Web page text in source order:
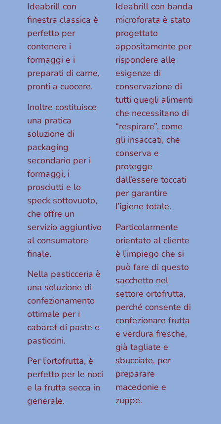
Ideabrill con
finestra classica è
perfetto per
contenere i
formaggi e i
preparati di carne,
pronti a cuocere.
Inoltre costituisce
una pratica
soluzione di
packaging
secondario per i
formaggi, i
prosciutti e lo
speck sottovuoto,
che offre un
servizio aggiuntivo
al consumatore
finale.
Nella pasticceria è
una soluzione di
confezionamento
ottimale per i
cabaret di paste e
pasticcini.
Per l’ortofrutta, è
perfetto per le noci
e la frutta secca in
generale.
Ideabrill con banda
microforata è stato
progettato
appositamente per
rispondere alle
esigenze di
conservazione di
tutti quegli alimenti
che necessitano di
“respirare”, come
gli insaccati, che
conserva e
protegge
dall’essere toccati
per garantire
l’igiene totale.
Particolarmente
orientato al cliente
è l’impiego che si
può fare di questo
sacchetto nel
settore ortofrutta,
perché consente di
confezionare frutta
e verdura fresche,
già tagliate e
sbucciate, per
preparare
macedonie e
zuppe.